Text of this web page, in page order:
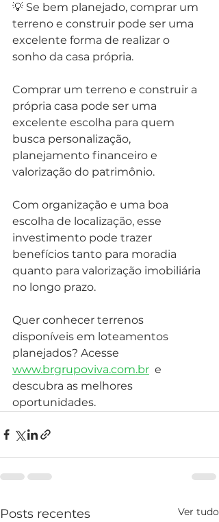
💡 Se bem planejado, comprar um
terreno e construir pode ser uma
excelente forma de realizar o
sonho da casa própria.
Comprar um terreno e construir a
própria casa pode ser uma
excelente escolha para quem
busca personalização,
planejamento financeiro e
valorização do patrimônio.
Com organização e uma boa
escolha de localização, esse
investimento pode trazer
benefícios tanto para moradia
quanto para valorização imobiliária
no longo prazo.
Quer conhecer terrenos
disponíveis em loteamentos
planejados? Acesse
www.brgrupoviva.com.br
  e
descubra as melhores
oportunidades.
Posts recentes Ver tudo